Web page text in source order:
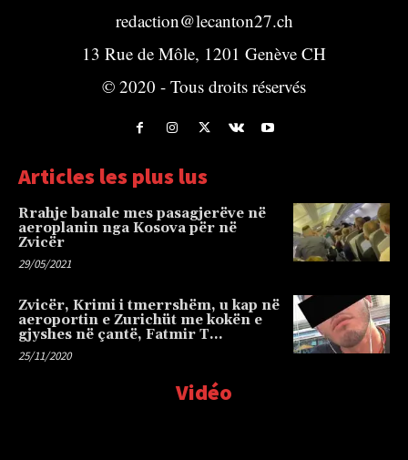
redaction@lecanton27.ch
13 Rue de Môle, 1201 Genève CH
© 2020 - Tous droits réservés
Articles les plus lus
Rrahje banale mes pasagjerëve në
aeroplanin nga Kosova për në
Zvicër
29/05/2021
Zvicër, Krimi i tmerrshëm, u kap në
aeroportin e Zurichüt me kokën e
gjyshes në çantë, Fatmir T…
25/11/2020
Vidéo